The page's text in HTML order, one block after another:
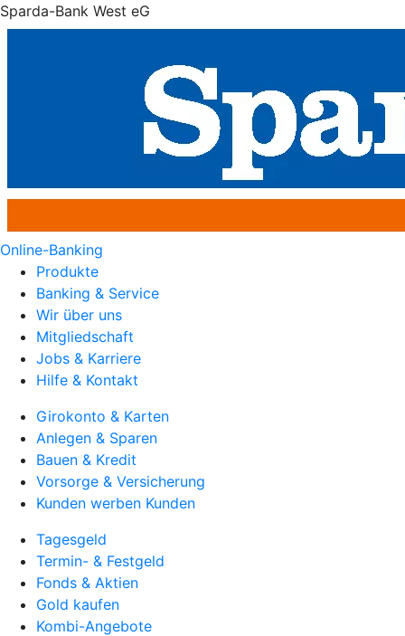
Sparda-Bank West eG
Online-Banking
Produkte
Banking & Service
Wir über uns
Mitgliedschaft
Jobs & Karriere
Hilfe & Kontakt
Girokonto & Karten
Anlegen & Sparen
Bauen & Kredit
Vorsorge & Versicherung
Kunden werben Kunden
Tagesgeld
Termin- & Festgeld
Fonds & Aktien
Gold kaufen
Kombi-Angebote